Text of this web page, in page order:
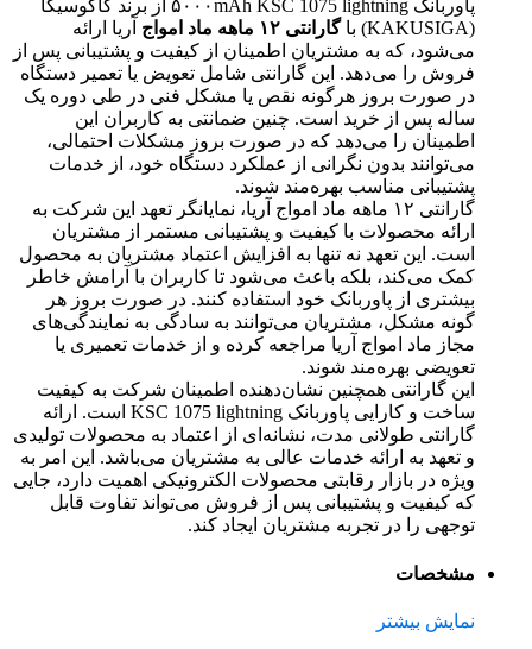
پاوربانک ۵۰۰۰mAh KSC 1075 lightning از برند کاکوسیگا
(KAKUSIGA) با
گارانتی ۱۲ ماهه ماد امواج
آریا ارائه
می‌شود، که به مشتریان اطمینان از کیفیت و پشتیبانی پس از
فروش را می‌دهد. این گارانتی شامل تعویض یا تعمیر دستگاه
در صورت بروز هرگونه نقص یا مشکل فنی در طی دوره یک
ساله پس از خرید است. چنین ضمانتی به کاربران این
اطمینان را می‌دهد که در صورت بروز مشکلات احتمالی،
می‌توانند بدون نگرانی از عملکرد دستگاه خود، از خدمات
پشتیبانی مناسب بهره‌مند شوند.
گارانتی ۱۲ ماهه ماد امواج آریا، نمایانگر تعهد این شرکت به
ارائه محصولات با کیفیت و پشتیبانی مستمر از مشتریان
است. این تعهد نه تنها به افزایش اعتماد مشتریان به محصول
کمک می‌کند، بلکه باعث می‌شود تا کاربران با آرامش خاطر
بیشتری از پاوربانک خود استفاده کنند. در صورت بروز هر
گونه مشکل، مشتریان می‌توانند به سادگی به نمایندگی‌های
مجاز ماد امواج آریا مراجعه کرده و از خدمات تعمیری یا
تعویضی بهره‌مند شوند.
این گارانتی همچنین نشان‌دهنده اطمینان شرکت به کیفیت
ساخت و کارایی پاوربانک KSC 1075 lightning است. ارائه
گارانتی طولانی مدت، نشانه‌ای از اعتماد به محصولات تولیدی
و تعهد به ارائه خدمات عالی به مشتریان می‌باشد. این امر به
ویژه در بازار رقابتی محصولات الکترونیکی اهمیت دارد، جایی
که کیفیت و پشتیبانی پس از فروش می‌تواند تفاوت قابل
توجهی را در تجربه مشتریان ایجاد کند.
مشخصات
نمایش بیشتر